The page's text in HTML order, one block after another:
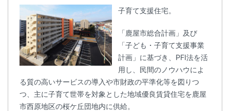
子育て支援住宅。
「鹿屋市総合計画」及び
「子ども・子育て支援事業
計画」に基づき、PFI法を活
用し、民間のノウハウによ
る質の高いサービスの導入や市財政の平準化等を図りつ
つ、主に子育て世帯を対象とした地域優良賃貸住宅を鹿屋
市西原地区の桜ケ丘団地内に供給。